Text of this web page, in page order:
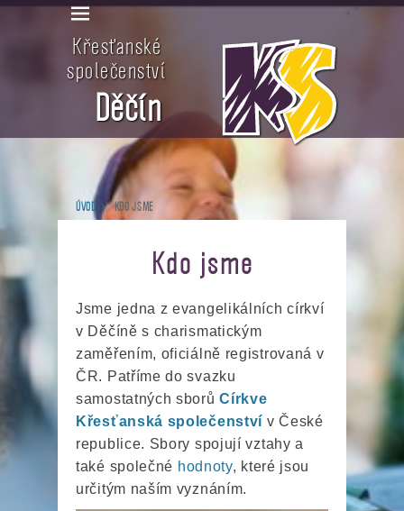
Křesťanské
společenství
Děčín
ÚVOD > KDO JSME
Kdo jsme
Jsme jedna z evangelikálních církví
v Děčíně s charismatickým
zaměřením, oficiálně registrovaná v
ČR. Patříme do svazku
samostatných sborůCírkve
Křesťanská společenství v České
republice. Sbory spojují vztahy a
také společné hodnoty, které jsou
určitým naším vyznáním.